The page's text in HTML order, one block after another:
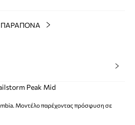
ΠΑΡΑΠΟΝΑ
Peak Mid
Μοντέλο παρέχοντας πρόσφυση σε